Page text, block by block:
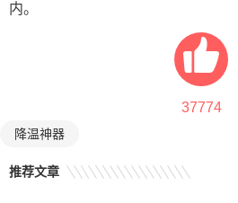
内。
37774
降温神器
推荐文章